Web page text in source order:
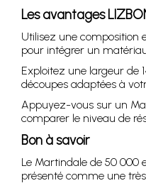
Les avantages
Utilisez une composition
pour intégrer un
Exploitez une largeur de
découpes adaptées à
Appuyez-vous sur un
comparer le niveau de
Bon à savoir
Le Martindale de 50 000
présenté comme une